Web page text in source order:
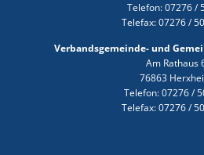
Telefon: 07276 /
Telefax: 07276 /
Verbandsgemeinde- und
Am Rathaus
76863
Telefon: 07276 /
Telefax: 07276 /